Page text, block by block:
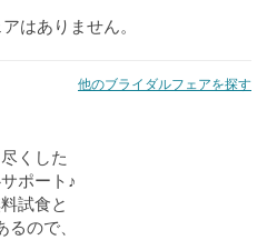
はありません。
他のブライダルフェアを探す
くした
ポート♪
試食と
ので、